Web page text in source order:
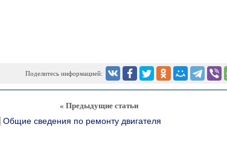
Поделитесь информацией:
« Предыдущие статьи
Общие сведения по ремонту двигателя